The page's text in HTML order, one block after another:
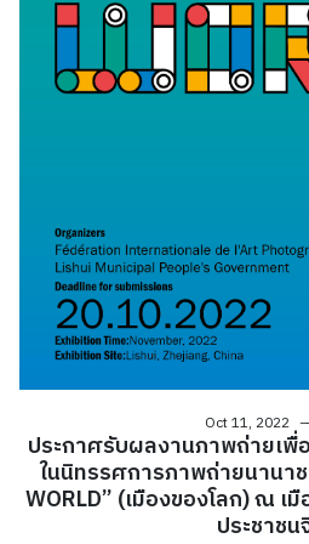
Oct 11, 2022
ประกาศรับผลงานภาพถ่ายเ
ในนิทรรศการภาพถ่ายนานา
WORLD” (เมืองของโลก) ณ
ประชาชน